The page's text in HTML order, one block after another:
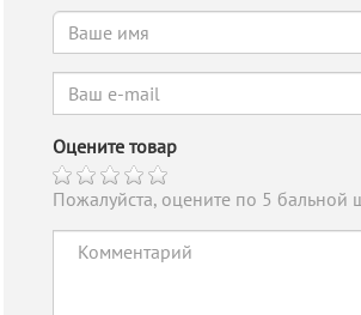
Оцените товар
Пожалуйста, оцените по 5 бальной